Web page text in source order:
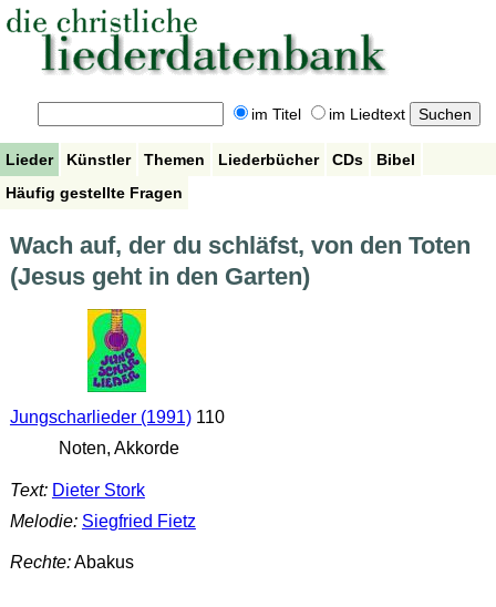
im Titel im Liedtext
Lieder Künstler Themen Liederbücher CDs
Bibel
Häufig gestellte Fragen
Wach auf, der du schläfst, von den Toten
(Jesus geht in den Garten)
Jungscharlieder (1991)110
Noten, Akkorde
Text: Dieter Stork
Melodie: Siegfried Fietz
Rechte:Abakus